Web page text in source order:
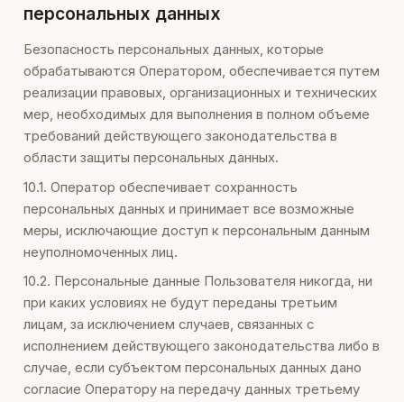
персональных данных
Безопасность персональных данных, которые
обрабатываются Оператором, обеспечивается путем
реализации правовых, организационных и технических
мер, необходимых для выполнения в полном объеме
требований действующего законодательства в
области защиты персональных данных.
10.1. Оператор обеспечивает сохранность
персональных данных и принимает все возможные
меры, исключающие доступ к персональным данным
неуполномоченных лиц.
10.2. Персональные данные Пользователя никогда, ни
при каких условиях не будут переданы третьим
лицам, за исключением случаев, связанных с
исполнением действующего законодательства либо в
случае, если субъектом персональных данных дано
согласие Оператору на передачу данных третьему